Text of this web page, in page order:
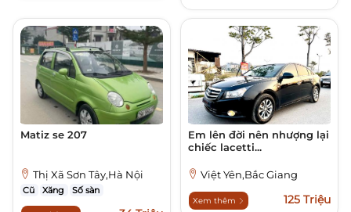
Matiz se 207
Thị Xã Sơn Tây,Hà Nội
Cũ Xăng Số sàn
Em lên đời nên nhượng lại
chiếc lacetti...
Việt Yên,Bắc Giang
Xem thêm 125 Triệu